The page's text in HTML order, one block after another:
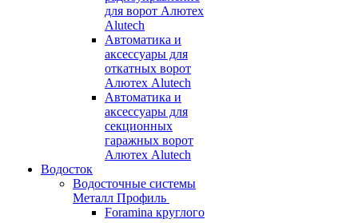
для ворот Алютех
Alutech
Автоматика и
аксессуары для
откатных ворот
Алютех Alutech
Автоматика и
аксессуары для
секционных
гаражных ворот
Алютех Alutech
Водосток
Водосточные системы
Металл Профиль
Foramina круглого